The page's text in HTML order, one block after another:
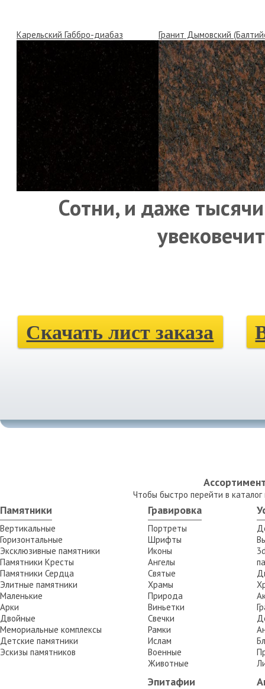
Карельский Габбро-диабаз Гранит Дымовский
Сотни, и даже
Скачать лист заказа
Чтобы быстро перейти в
Памятники Гравировка
Вертикальные
Горизонтальные
Эксклюзивные памятники
Памятники Кресты
Памятники Сердца
Элитные памятники
Маленькие
Арки
Двойные
Мемориальные комплексы
Детские памятники
Эскизы памятников
Портреты
Шрифты
Иконы
Ангелы
Святые
Храмы
Природа
Виньетки
Свечки
Рамки
Ислам
Военные
Животные
Эпитафии